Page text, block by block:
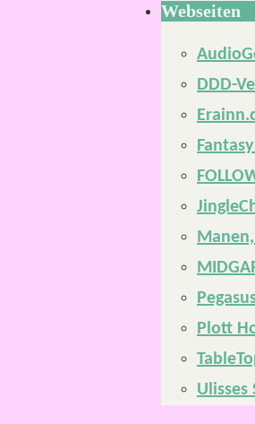
Webseiten
DDD-
Plott
Ulisses